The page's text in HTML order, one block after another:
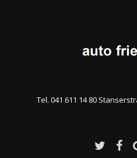
Tel. 041 611 14 80